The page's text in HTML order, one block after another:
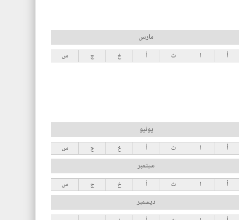
مارس
أ ا ث أ خ ج س
يونيو
أ ا ث أ خ ج س
سبتمبر
أ ا ث أ خ ج س
ديسمبر